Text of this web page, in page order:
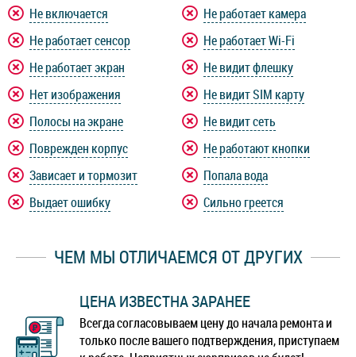
Не включается
Не работает сенсор
Не работает экран
Нет изображения
Полосы на экране
Поврежден корпус
Зависает и тормозит
Выдает ошибку
Не работает камера
Не работает Wi-Fi
Не видит флешку
Не видит SIM карту
Не видит сеть
Не работают кнопки
Попала вода
Сильно греется
ЧЕМ МЫ ОТЛИЧАЕМСЯ ОТ ДРУГИХ
ЦЕНА ИЗВЕСТНА ЗАРАНЕЕ
Всегда согласовываем цену до начала ремонта и
только после вашего подтверждения, приступаем